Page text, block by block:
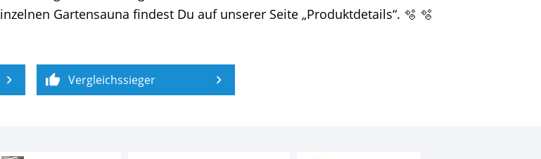
Gartensauna findest Du auf unserer Seite „Produktdetails“. 🫧 🫧
Vergleichssieger